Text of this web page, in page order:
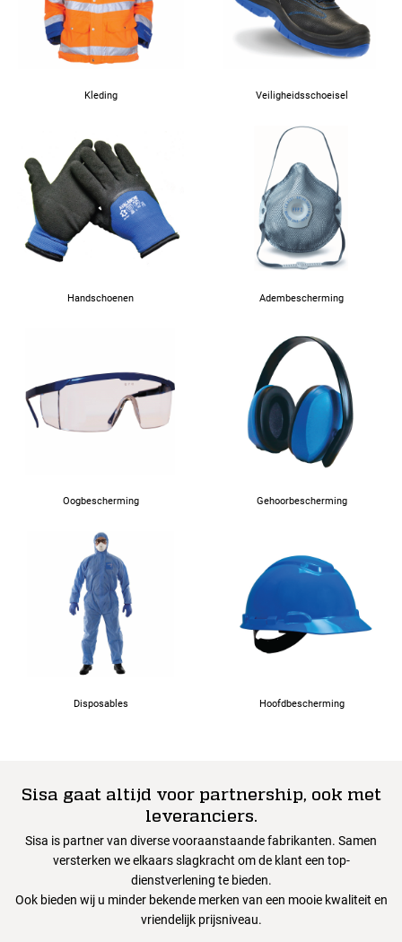
80
Kleding Veiligheidsschoeisel
Handschoenen Adembescherming
Oogbescherming Gehoorbescherming
Disposables Hoofdbescherming
Sisa gaat altijd voor partnership, ook met
leveranciers.
Sisa is partner van diverse vooraanstaande fabrikanten. Samen
versterken we elkaars slagkracht om de klant een top-
dienstverlening te bieden.
Ook bieden wij u minder bekende merken van een mooie kwaliteit en
vriendelijk prijsniveau.